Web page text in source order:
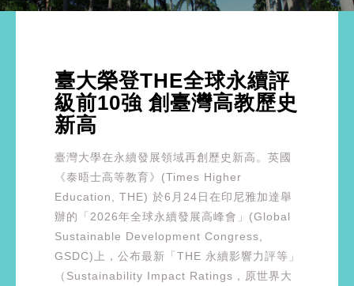
臺大榮登THE全球永續評
級前10強 創臺灣高教歷史
新高
臺灣大學在永續發展領域再創歷史新高。英國
《泰晤士高等教育》(Times Higher
Education, THE) 於6月24日在印尼雅加達舉
辦的「2026年全球永續發展高峰會」(Global
Sustainable Development Congress,
GSDC)上，公布最新「THE 永續影響力評等」
（Sustainability Impact Ratings，原世界大